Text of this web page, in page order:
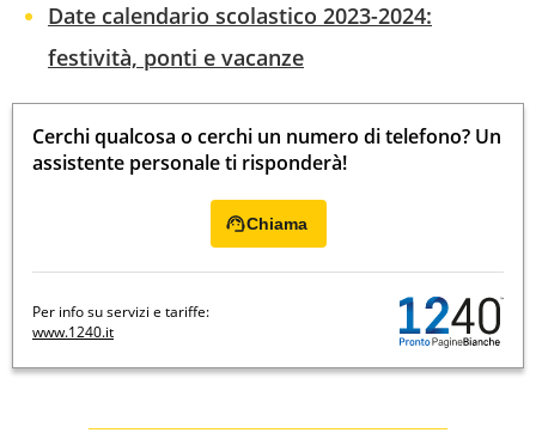
Date calendario scolastico 2023-2024:
festività, ponti e vacanze
Cerchi qualcosa o cerchi un numero di telefono? Un
assistente personale ti risponderà!
Chiama
Per info su servizi e tariffe:
www.1240.it